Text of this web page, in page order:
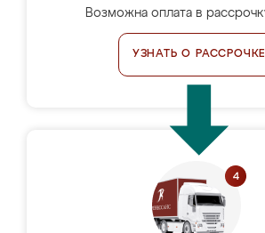
Возможна оплата в
УЗНАТЬ О РАССРОЧКЕ